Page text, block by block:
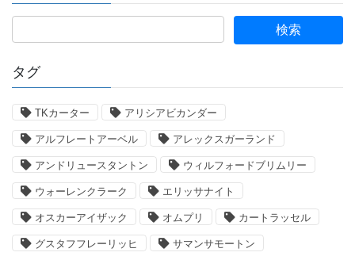
タグ
TKカーター アリシアビカンダー
アルフレートアーベル アレックスガーランド
アンドリュースタントン ウィルフォードブリムリー
ウォーレンクラーク エリッサナイト
オスカーアイザック オムプリ カートラッセル
グスタフフレーリッヒ サマンサモートン